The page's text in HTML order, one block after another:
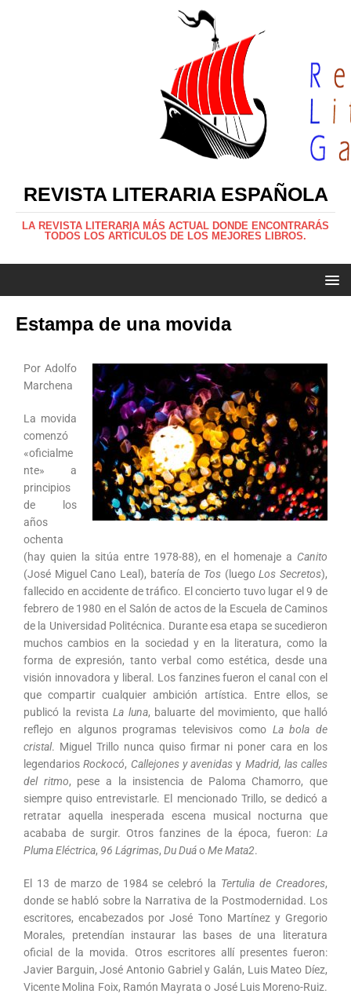
REVISTA LITERARIA ESPAÑOLA
LA REVISTA LITERARIA MÁS ACTUAL DONDE ENCONTRARÁS
TODOS LOS ARTÍCULOS DE LOS MEJORES LIBROS.
Estampa de una movida
Por Adolfo
Marchena
La movida
comenzó
«oficialme
nte» a
principios
de los
años
ochenta
(hay quien la sitúa entre 1978-88), en el homenaje a Canito
(José Miguel Cano Leal), batería de Tos (luegoLos Secretos),
fallecido en accidente de tráfico. El concierto tuvo lugar el 9 de
febrero de 1980 en el Salón de actos de la Escuela de Caminos
de la Universidad Politécnica. Durante esa etapa se sucedieron
muchos cambios en la sociedad y en la literatura, como la
forma de expresión, tanto verbal como estética, desde una
visión innovadora y liberal. Los fanzines fueron el canal con el
que compartir cualquier ambición artística. Entre ellos, se
publicó la revistaLa luna, baluarte del movimiento, que halló
reflejo en algunos programas televisivos como La bola de
cristal. Miguel Trillo nunca quiso firmar ni poner cara en los
legendariosRockocó, Callejones y avenidasy Madrid, las calles
del ritmo, pese a la insistencia de Paloma Chamorro, que
siempre quiso entrevistarle. El mencionado Trillo, se dedicó a
retratar aquella inesperada escena musical nocturna que
acababa de surgir. Otros fanzines de la época, fueron: La
Pluma Eléctrica, 96 Lágrimas, Du DuáoMe Mata2.
El 13 de marzo de 1984 se celebró la Tertulia de Creadores,
donde se habló sobre la Narrativa de la Postmodernidad. Los
escritores, encabezados por José Tono Martínez y Gregorio
Morales, pretendían instaurar las bases de una literatura
oficial de la movida. Otros escritores allí presentes fueron:
Javier Barguin, José Antonio Gabriel y Galán, Luis Mateo Díez,
Vicente Molina Foix, Ramón Mayrata o José Luis Moreno-Ruiz.